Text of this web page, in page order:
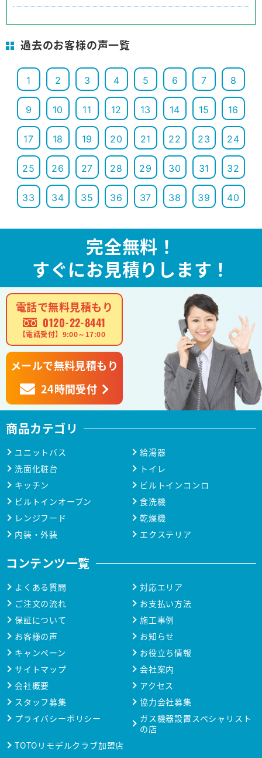
過去のお客様の声一覧
1 2 3 4 5 6 7 8
9 10 11 12 13 14 15 16
17 18 19 20 21 22 23 24
25 26 27 28 29 30 31 32
33 34 35 36 37 38 39 40
完全無料！
すぐにお見積りします！
電話で無料見積もり
0120-22-8441
【電話受付】9:00～17:00
メールで無料見積もり
24時間受付
商品カテゴリ
ユニットバス
給湯器
洗面化粧台
トイレ
キッチン
ビルトインコンロ
ビルトインオーブン
食洗機
レンジフード
乾燥機
内装・外装
エクステリア
コンテンツ一覧
よくある質問
対応エリア
ご注文の流れ
お支払い方法
保証について
施工事例
お客様の声
お知らせ
キャンペーン
お役立ち情報
サイトマップ
会社案内
会社概要
アクセス
スタッフ募集
協力会社募集
プライバシーポリシー
ガス機器設置スペシャリスト
の店
TOTOリモデルクラブ加盟店